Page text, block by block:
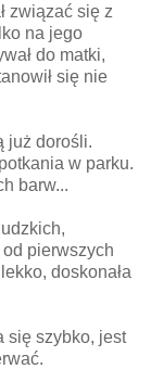
związać się z
na jego
do matki,
się nie
już dorośli.
w parku.
barw...
pierwszych
doskonała
się szybko, jest